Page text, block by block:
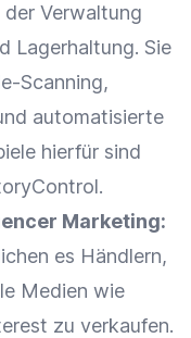
Verwaltung
Lagerhaltung. Sie
Scanning,
automatisierte
hierfür sind
Marketing:
es Händlern,
Medien wie
zu verkaufen.